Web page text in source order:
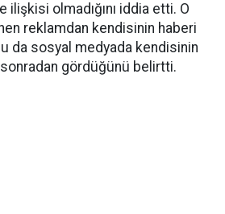
ilişkisi olmadığını iddia etti. O
reklamdan kendisinin haberi
da sosyal medyada kendisinin
gördüğünü belirtti.